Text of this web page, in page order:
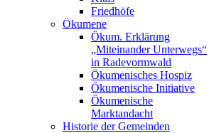
Friedhöfe
Ökumene
Ökum. Erklärung
„Miteinander Unterwegs“
in Radevormwald
Ökumenisches Hospiz
Ökumenische Initiative
Ökumenische
Marktandacht
Historie der Gemeinden